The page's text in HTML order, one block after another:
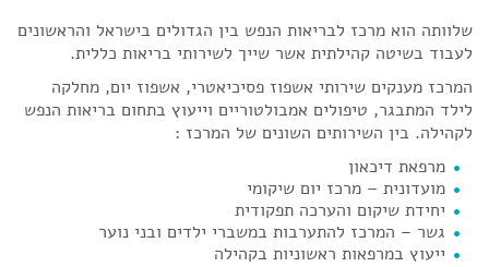
שלוותה הוא מרכז לבריאות הנפש בין הגדולים בישראל והראשונים
לעבוד בשיטה קהילתית אשר שייך לשירותי בריאות כללית.
המרכז מענקים שירותי אשפוז פסיכיאטרי, אשפוז יום, מחלקה
לילד המתבגר, טיפולים אמבולטוריים וייעוץ בתחום בריאות הנפש
לקהילה. בין השירותים השונים של המרכז :
מרפאת דיכאון
מועדונית – מרכז יום שיקומי
יחידת שיקום והערכה תפקודית
גשר – המרכז להתערבות במשברי ילדים ובני נוער
ייעוץ במרפאות ראשוניות בקהילה